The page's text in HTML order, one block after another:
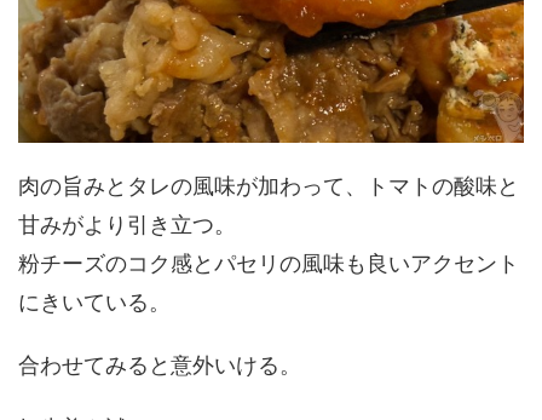
肉の旨みとタレの風味が加わって、トマトの酸味と
甘みがより引き立つ。
粉チーズのコク感とパセリの風味も良いアクセント
にきいている。
合わせてみると意外いける。